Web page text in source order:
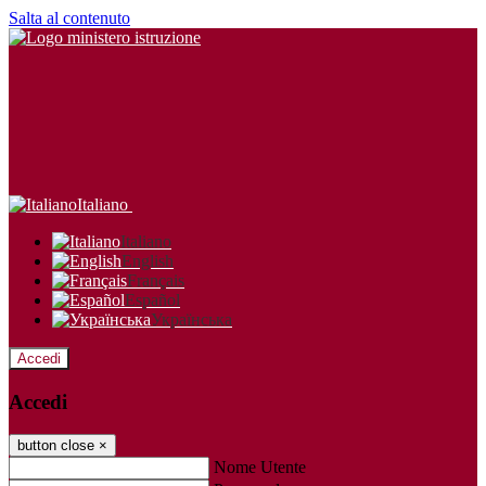
Salta al contenuto
Italiano
Italiano
English
Français
Español
Українська
Accedi
Accedi
button close ×
Nome Utente